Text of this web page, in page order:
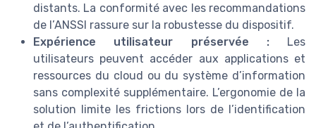
distants. La conformité avec les recommandations
de l’ANSSI rassure sur la robustesse du dispositif.
Expérience utilisateur préservée :Les
utilisateurs peuvent accéder aux applications et
ressources du cloud ou du système d’information
sans complexité supplémentaire. L’ergonomie de la
solution limite les frictions lors de l’identification